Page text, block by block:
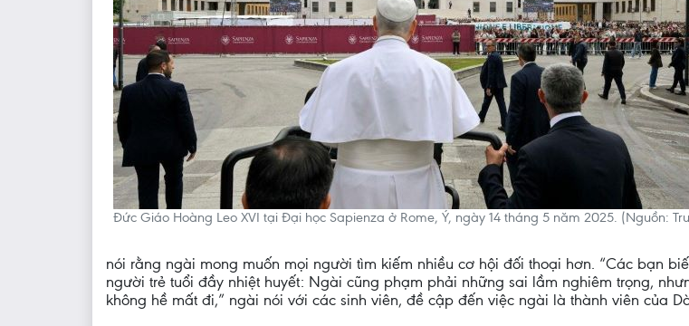
Đức Giáo Hoàng Leo XVI tại Đại học Sapienza ở Rome, Ý, ngày 14 tháng 5 năm 2025. (Nguồn:
nói rằng ngài mong muốn mọi người tìm kiếm nhiều cơ hội đối thoại hơn. “Các bạn
người trẻ tuổi đầy nhiệt huyết: Ngài cũng phạm phải những sai lầm nghiêm trọng,
không hề mất đi,” ngài nói với các sinh viên, đề cập đến việc ngài là thành viên của